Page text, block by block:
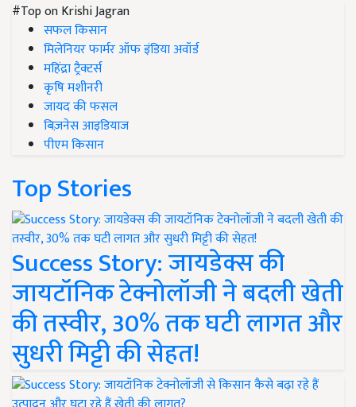
#Top on Krishi Jagran
सफल किसान
मिलेनियर फार्मर ऑफ इंडिया अवॉर्ड
महिंद्रा ट्रैक्टर्स
कृषि मशीनरी
जायद की फसल
बिज़नेस आइडियाज
पीएम किसान
Top Stories
Success Story: जायडेक्स की
जायटॉनिक टेक्नोलॉजी ने बदली खेती
की तस्वीर, 30% तक घटी लागत और
सुधरी मिट्टी की सेहत!